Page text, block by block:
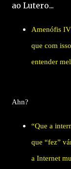
ao Lutero...
Amenófis
que com
entender
Ahn?
“Que a
que “fez”
a Internet